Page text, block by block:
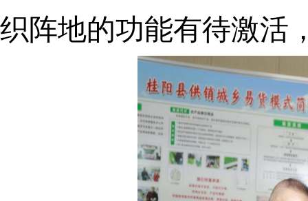
织阵地的功能有待激活